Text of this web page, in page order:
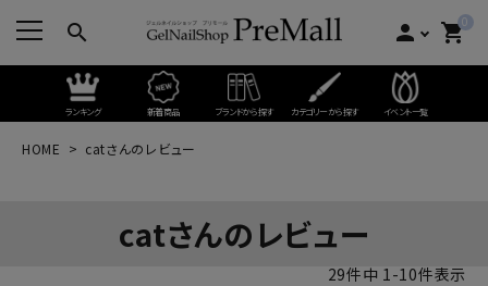
search person 0
shopping_cart
ランキング 新着商品 ブランドから探す カテゴリーから探す イベント一覧
HOME catさんのレビュー
catさんのレビュー
29件中 1-10件表示